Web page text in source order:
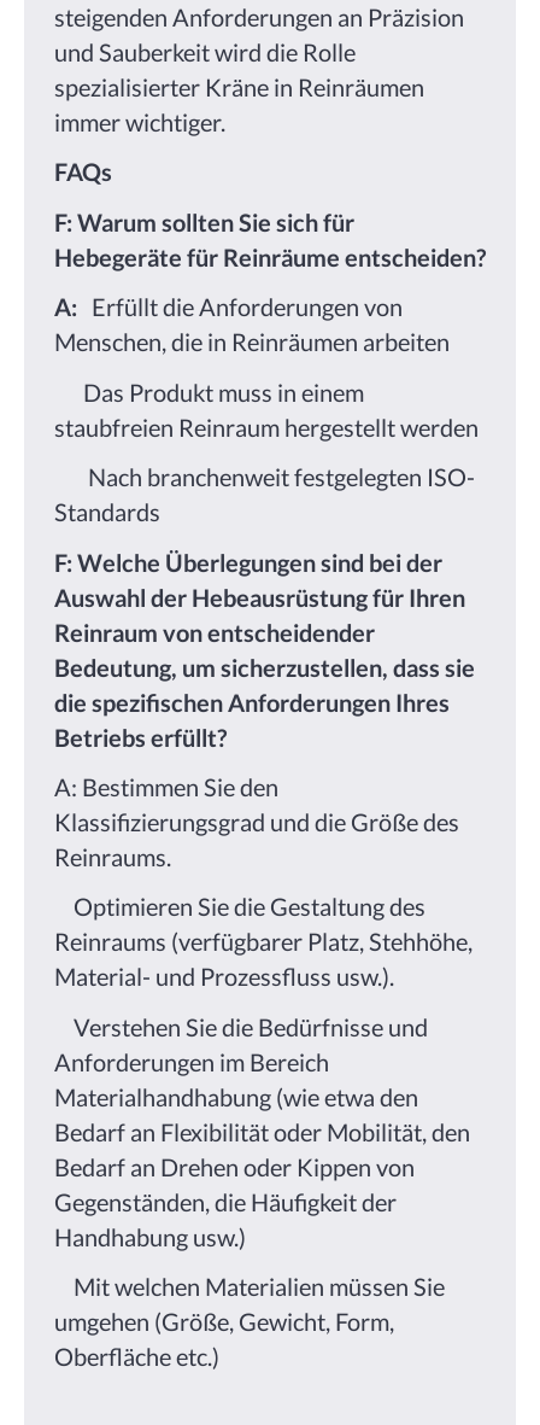
steigenden Anforderungen an Präzision
und Sauberkeit wird die Rolle
spezialisierter Kräne in Reinräumen
immer wichtiger.
FAQs
F: Warum sollten Sie sich für
Hebegeräte für Reinräume entscheiden?
A: Erfüllt die Anforderungen von
Menschen, die in Reinräumen arbeiten
Das Produkt muss in einem
staubfreien Reinraum hergestellt werden
Nach branchenweit festgelegten ISO-
Standards
F: Welche Überlegungen sind bei der
Auswahl der Hebeausrüstung für Ihren
Reinraum von entscheidender
Bedeutung, um sicherzustellen, dass sie
die spezifischen Anforderungen Ihres
Betriebs erfüllt?
A: Bestimmen Sie den
Klassifizierungsgrad und die Größe des
Reinraums.
Optimieren Sie die Gestaltung des
Reinraums (verfügbarer Platz, Stehhöhe,
Material- und Prozessfluss usw.).
Verstehen Sie die Bedürfnisse und
Anforderungen im Bereich
Materialhandhabung (wie etwa den
Bedarf an Flexibilität oder Mobilität, den
Bedarf an Drehen oder Kippen von
Gegenständen, die Häufigkeit der
Handhabung usw.)
Mit welchen Materialien müssen Sie
umgehen (Größe, Gewicht, Form,
Oberfläche etc.)